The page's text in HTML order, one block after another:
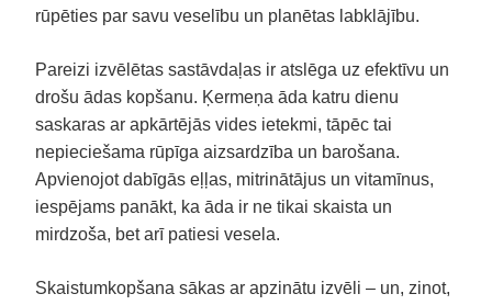
rūpēties par savu veselību un planētas labklājību.
Pareizi izvēlētas sastāvdaļas ir atslēga uz efektīvu un
drošu ādas kopšanu. Ķermeņa āda katru dienu
saskaras ar apkārtējās vides ietekmi, tāpēc tai
nepieciešama rūpīga aizsardzība un barošana.
Apvienojot dabīgās eļļas, mitrinātājus un vitamīnus,
iespējams panākt, ka āda ir ne tikai skaista un
mirdzoša, bet arī patiesi vesela.
Skaistumkopšana sākas ar apzinātu izvēli – un, zinot,